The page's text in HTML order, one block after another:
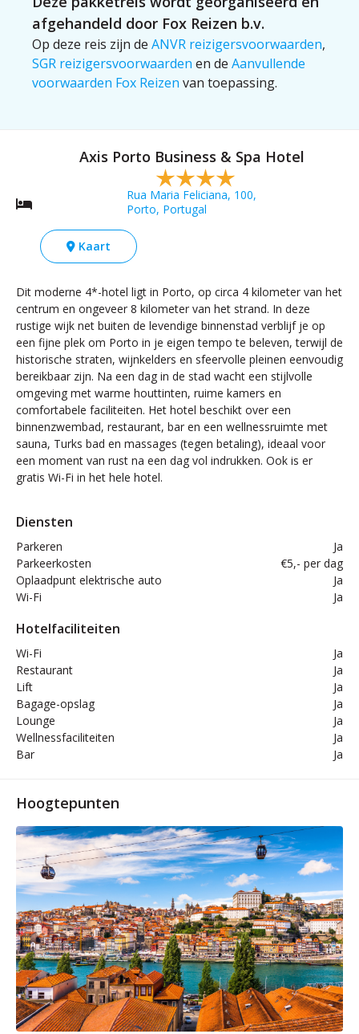
afgehandeld door Fox Reizen b.v.
Op deze reis zijn de ANVR reizigersvoorwaarden,
SGR reizigersvoorwaarden en de Aanvullende
voorwaarden Fox Reizen van toepassing.
Axis Porto Business & Spa Hotel
Rua Maria Feliciana, 100,
Porto, Portugal
Kaart
Dit moderne 4*-hotel ligt in Porto, op circa 4 kilometer van het
centrum en ongeveer 8 kilometer van het strand. In deze
rustige wijk net buiten de levendige binnenstad verblijf je op
een fijne plek om Porto in je eigen tempo te beleven, terwijl de
historische straten, wijnkelders en sfeervolle pleinen eenvoudig
bereikbaar zijn. Na een dag in de stad wacht een stijlvolle
omgeving met warme houttinten, ruime kamers en
comfortabele faciliteiten. Het hotel beschikt over een
binnenzwembad, restaurant, bar en een wellnessruimte met
sauna, Turks bad en massages (tegen betaling), ideaal voor
een moment van rust na een dag vol indrukken. Ook is er
gratis Wi-Fi in het hele hotel.
Diensten
Parkeren
Ja
Parkeerkosten
€5,- per dag
Oplaadpunt elektrische auto
Ja
Wi-Fi
Ja
Hotelfaciliteiten
Wi-Fi
Ja
Restaurant
Ja
Lift
Ja
Bagage-opslag
Ja
Lounge
Ja
Wellnessfaciliteiten
Ja
Bar
Ja
Hoogtepunten